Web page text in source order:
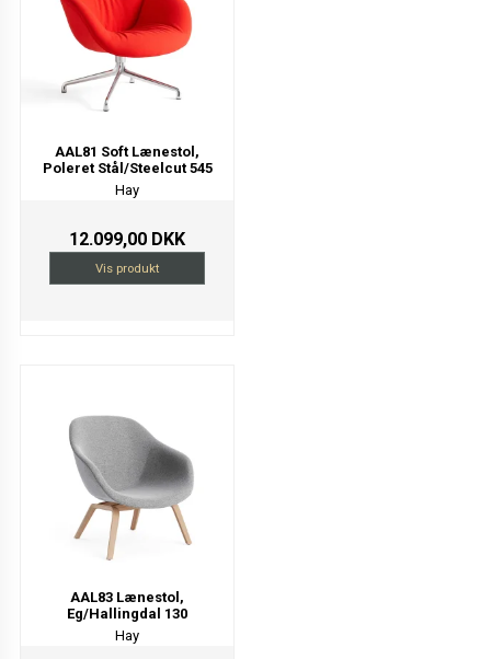
AAL81 Soft Lænestol,
Poleret Stål/Steelcut 545
Hay
12.099,00 DKK
Vis produkt
AAL83 Lænestol,
Eg/Hallingdal 130
Hay